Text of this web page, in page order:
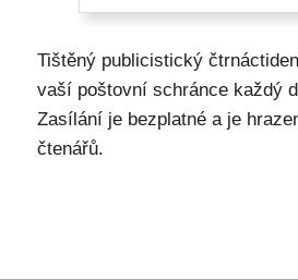
Tištěný publicistický
vaší poštovní schránce každý
Zasílání je bezplatné a je
čtenářů.